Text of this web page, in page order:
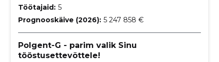
Töötajaid: 5
Prognooskäive (2026): 5 247 858 €
Polgent-G - parim valik Sinu
tööstusettevõttele!